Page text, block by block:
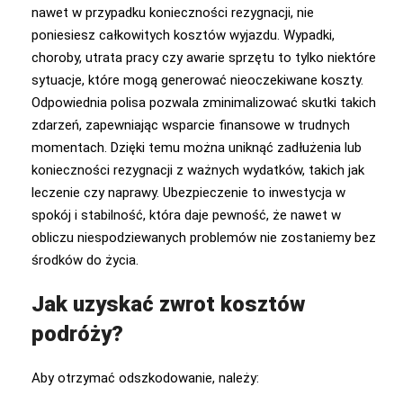
nawet w przypadku konieczności rezygnacji, nie
poniesiesz całkowitych kosztów wyjazdu. Wypadki,
choroby, utrata pracy czy awarie sprzętu to tylko niektóre
sytuacje, które mogą generować nieoczekiwane koszty.
Odpowiednia polisa pozwala zminimalizować skutki takich
zdarzeń, zapewniając wsparcie finansowe w trudnych
momentach. Dzięki temu można uniknąć zadłużenia lub
konieczności rezygnacji z ważnych wydatków, takich jak
leczenie czy naprawy. Ubezpieczenie to inwestycja w
spokój i stabilność, która daje pewność, że nawet w
obliczu niespodziewanych problemów nie zostaniemy bez
środków do życia.
Jak uzyskać zwrot kosztów
podróży?
Aby otrzymać odszkodowanie, należy: